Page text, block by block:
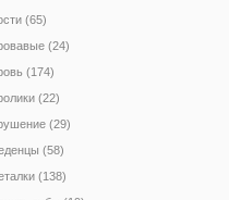
(65)
(24)
(174)
(22)
(29)
(58)
(138)